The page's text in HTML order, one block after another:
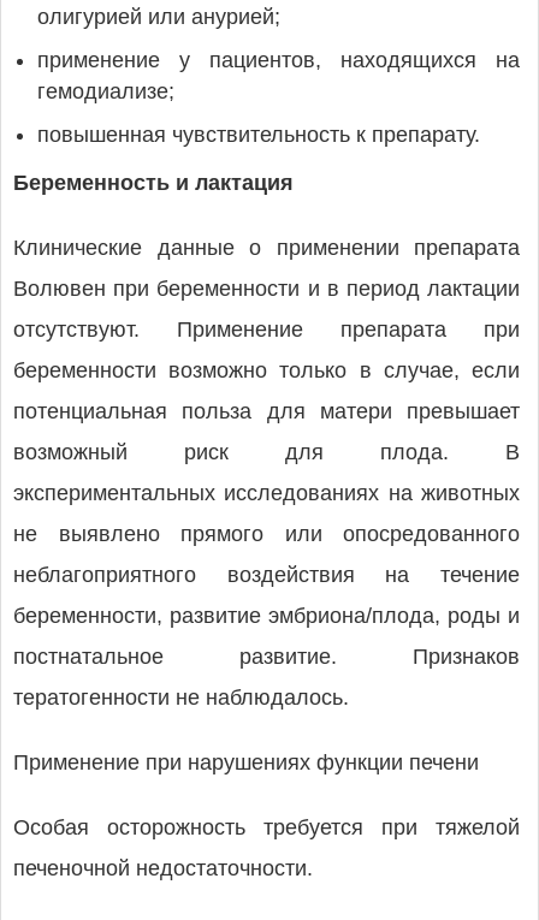
олигурией или анурией;
применение у пациентов, находящихся на
гемодиализе;
повышенная чувствительность к препарату.
Беременность и лактация
Клинические данные о применении препарата
Волювен при беременности и в период лактации
отсутствуют. Применение препарата при
беременности возможно только в случае, если
потенциальная польза для матери превышает
возможный риск для плода. В
экспериментальных исследованиях на животных
не выявлено прямого или опосредованного
неблагоприятного воздействия на течение
беременности, развитие эмбриона/плода, роды и
постнатальное развитие. Признаков
тератогенности не наблюдалось.
Применение при нарушениях функции печени
Особая осторожность требуется при тяжелой
печеночной недостаточности.